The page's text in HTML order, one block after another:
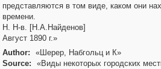
представляются в том виде, каком они
времени.
Н. Н-в. [Н.А.Найденов]
Август 1890 г.»
Author:
«Шерер, Набгольц и К»
Source:
«Виды некоторых городских